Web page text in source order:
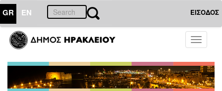
GR EN ΕΙΣΟΔΟΣ
Toggle
ΕΠΙΚΑΙΡΟΤΗΤΑ
Τύπου
Αρχείο